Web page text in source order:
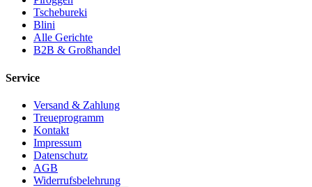
Tschebureki
Blini
Alle Gerichte
B2B & Großhandel
Service
Versand & Zahlung
Treueprogramm
Kontakt
Impressum
Datenschutz
AGB
Widerrufsbelehrung